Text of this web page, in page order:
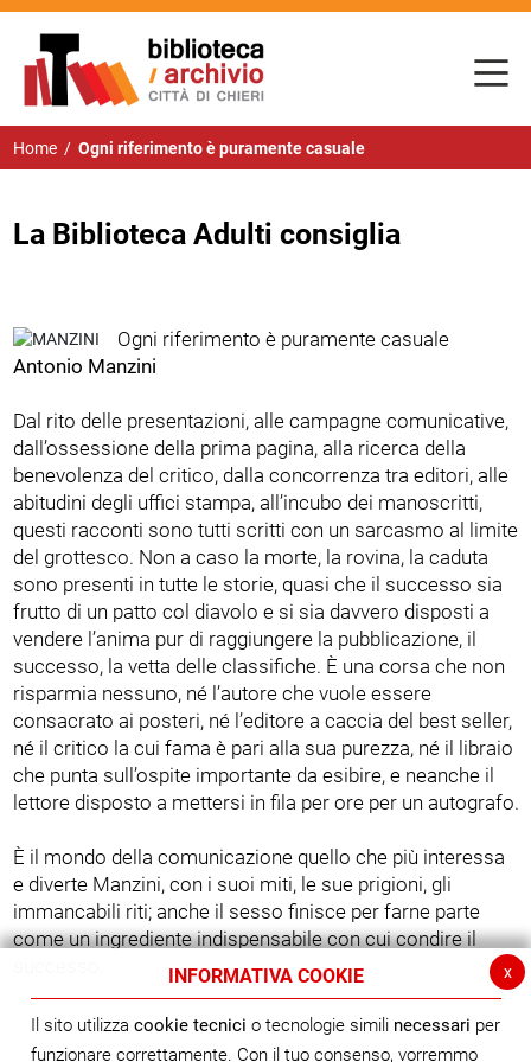
Home / Ogni riferimento è puramente casuale
La Biblioteca Adulti consiglia
Ogni riferimento è puramente casuale
Antonio Manzini
Dal rito delle presentazioni, alle campagne comunicative,
dall’ossessione della prima pagina, alla ricerca della
benevolenza del critico, dalla concorrenza tra editori, alle
abitudini degli uffici stampa, all’incubo dei manoscritti,
questi racconti sono tutti scritti con un sarcasmo al limite
del grottesco. Non a caso la morte, la rovina, la caduta
sono presenti in tutte le storie, quasi che il successo sia
frutto di un patto col diavolo e si sia davvero disposti a
vendere l’anima pur di raggiungere la pubblicazione, il
successo, la vetta delle classifiche. È una corsa che non
risparmia nessuno, né l’autore che vuole essere
consacrato ai posteri, né l’editore a caccia del best seller,
né il critico la cui fama è pari alla sua purezza, né il libraio
che punta sull’ospite importante da esibire, e neanche il
lettore disposto a mettersi in fila per ore per un autografo.
È il mondo della comunicazione quello che più interessa
e diverte Manzini, con i suoi miti, le sue prigioni, gli
immancabili riti; anche il sesso finisce per farne parte
come un ingrediente indispensabile con cui condire il
x
INFORMATIVA COOKIE
Il sito utilizza cookie tecnici o tecnologie simili necessari per
funzionare correttamente. Con il tuo consenso, vorremmo